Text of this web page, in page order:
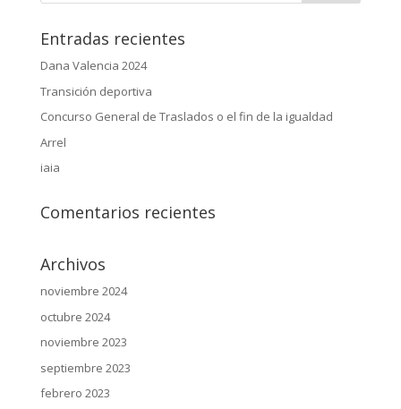
Entradas recientes
Dana Valencia 2024
Transición deportiva
Concurso General de Traslados o el fin de la igualdad
Arrel
iaia
Comentarios recientes
Archivos
noviembre 2024
octubre 2024
noviembre 2023
septiembre 2023
febrero 2023